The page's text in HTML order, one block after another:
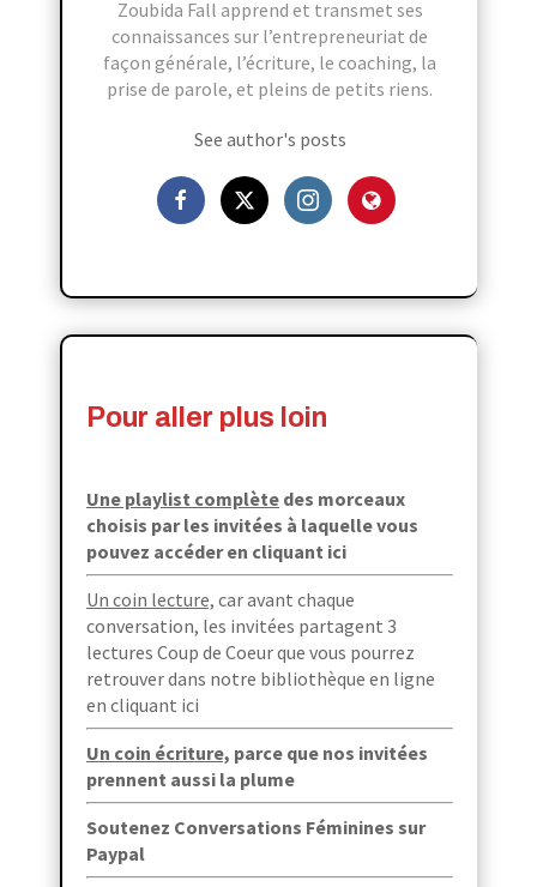
Zoubida Fall apprend et transmet ses
connaissances sur l’entrepreneuriat de
façon générale, l’écriture, le coaching, la
prise de parole, et pleins de petits riens.
See author's posts
Pour aller plus loin
Une playlist complète des morceaux
choisis par les invitées à laquellevous
pouvez accéder en cliquant ici
Un coin lecture, car avant chaque
conversation, les invitées partagent 3
lectures Coup de Coeur que vous pourrez
retrouver dans notre bibliothèque en ligne
en cliquant ici
Un coin écriture, parce que nos invitées
prennent aussi la plume
Soutenez Conversations Féminines sur
Paypal